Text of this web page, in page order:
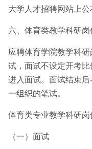
大学人才招聘网站上公
六、体育类教学科研
应聘体育学院教学科
试，面试不设定开考
进入面试。面试结束
一组织的笔试。
体育类专业教学科研岗
（一）面试